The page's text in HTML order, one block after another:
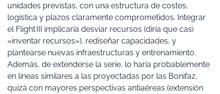
unidades previstas, con una estructura de costes,
logística y plazos claramente comprometidos. Integrar
el Flight III implicaría desviar recursos (diría que casi
«inventar recursos»), rediseñar capacidades, y
plantearse nuevas infraestructuras y entrenamiento.
Además, de extenderse la serie, lo haría probablemente
en líneas similares a las proyectadas por las Bonifaz,
quizá con mayores perspectivas antiaéreas (extensión